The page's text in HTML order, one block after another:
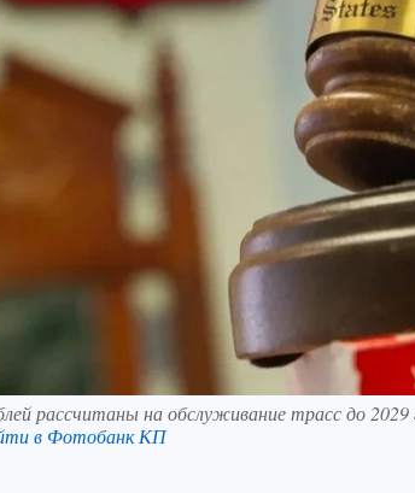
рассчитаны на обслуживание трасс до 2029
в Фотобанк КП